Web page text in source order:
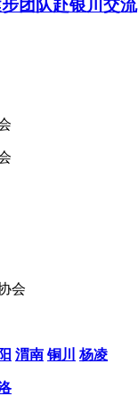
团队赴银川交流
会
渭南 铜川 杨凌